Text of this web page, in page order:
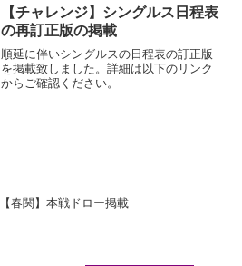
【チャレンジ】シングルス日程表
の再訂正版の掲載
順延に伴いシングルスの日程表の訂正版
を掲載致しました。詳細は以下のリンク
からご確認ください。
【春関】本戦ドロー掲載